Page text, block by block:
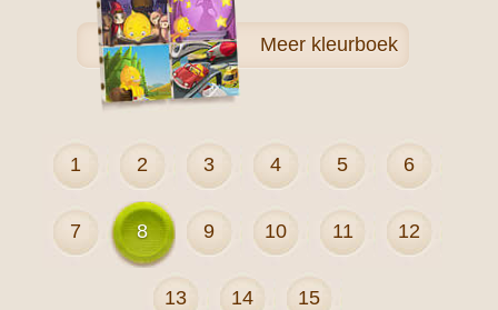
Meer kleurboek
1 2 3 4 5 6
7 8 9 10 11 12
13 14 15